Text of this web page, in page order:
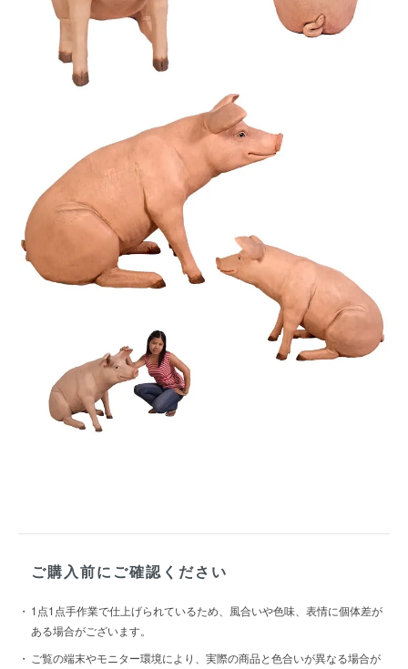
ご購入前にご確認ください
1点1点手作業で仕上げられているため、風合いや色味、表情に個体差が
ある場合がございます。
ご覧の端末やモニター環境により、実際の商品と色合いが異なる場合が